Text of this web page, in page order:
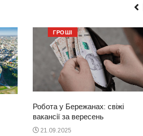
ГРОШІ
Робота у Бережанах: свіжі
вакансії за вересень
21.09.2025